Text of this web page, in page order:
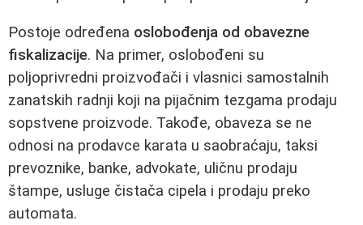
Postoje određena oslobođenja od obavezne
fiskalizacije. Na primer, oslobođeni su
poljoprivredni proizvođači i vlasnici samostalnih
zanatskih radnji koji na pijačnim tezgama prodaju
sopstvene proizvode. Takođe, obaveza se ne
odnosi na prodavce karata u saobraćaju, taksi
prevoznike, banke, advokate, uličnu prodaju
štampe, usluge čistača cipela i prodaju preko
automata.